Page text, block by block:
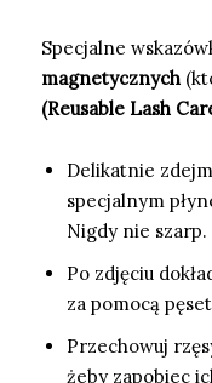
Specjalne
magnetycznych
(Reusable Lash
Delikatnie
specjalnym
Nigdy nie szarp.
Po zdjęciu
za pomocą
Przechowuj
żeby zapobiec